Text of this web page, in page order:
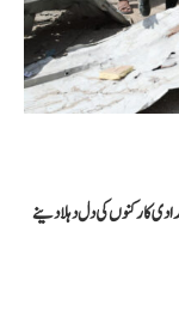
کارکنوں کی دل دہلا دینے